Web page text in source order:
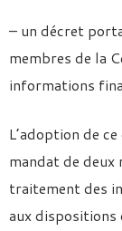
– un décret
membres de la
informations
L’adoption de
mandat de deux
traitement des
aux